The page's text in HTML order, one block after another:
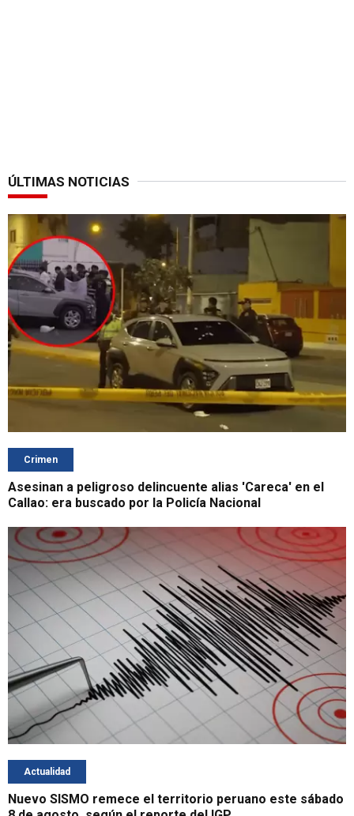
ÚLTIMAS NOTICIAS
Crimen
Asesinan a peligroso delincuente alias 'Careca' en el
Callao: era buscado por la Policía Nacional
Actualidad
Nuevo SISMO remece el territorio peruano este sábado